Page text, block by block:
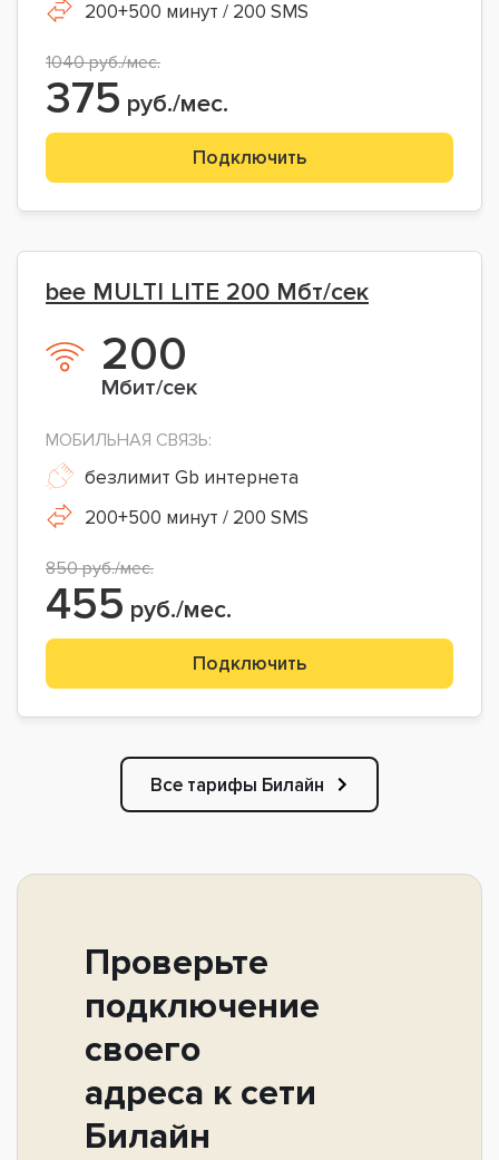
200+500 минут / 200 SMS
1040 руб./мес.
375 руб./мес.
Подключить
bee MULTI LITE 200 Мбт/сек
200
Мбит/сек
МОБИЛЬНАЯ СВЯЗЬ:
безлимит Gb интернета
200+500 минут / 200 SMS
850 руб./мес.
455 руб./мес.
Подключить
Все тарифы Билайн
Проверьте
подключение
своего
адреса к сети
Билайн